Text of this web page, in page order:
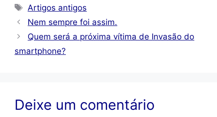
Tags
Artigos antigos
Nem sempre foi assim.
Quem será a próxima vítima de Invasão do
smartphone?
Deixe um comentário